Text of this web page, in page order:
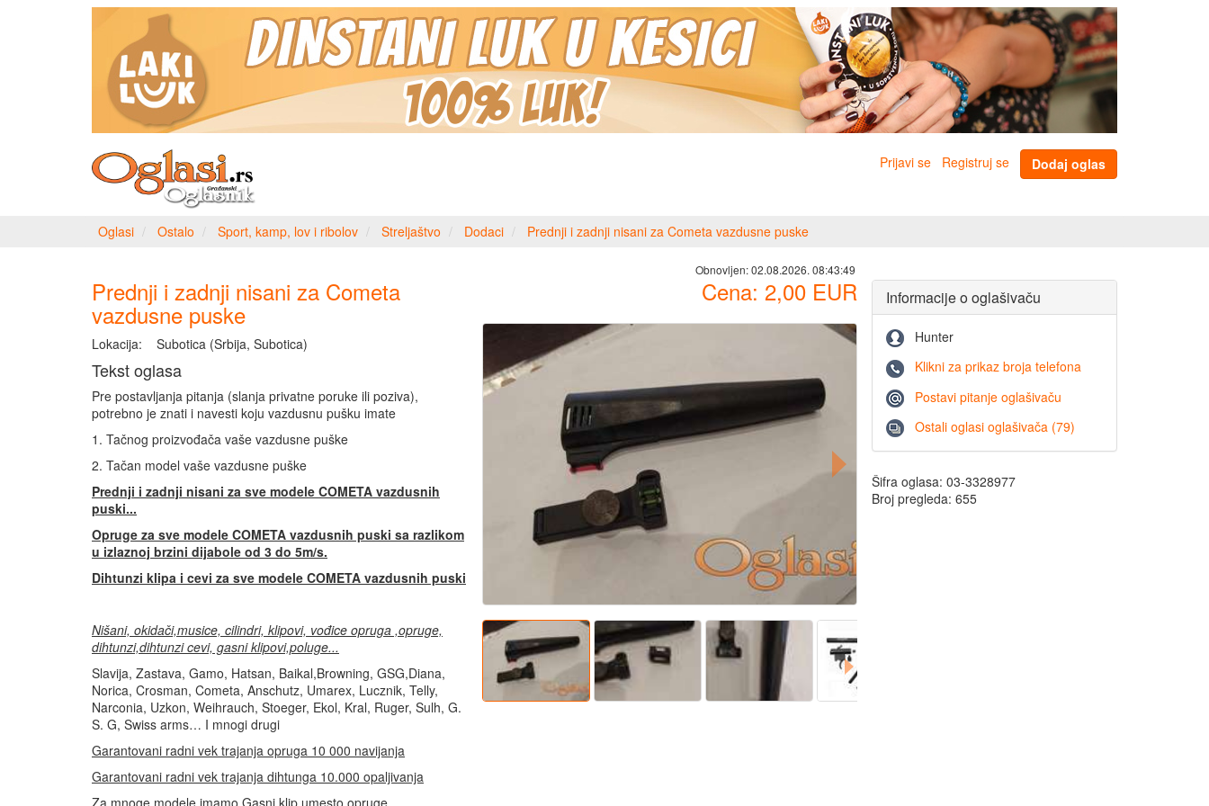
Prijavi se Registruj se Dodaj oglas
Oglasi Ostalo Sport, kamp, lov i ribolov Streljaštvo Dodaci Prednji i zadnji nisani za Cometa vazdusne puske
Prednji i zadnji nisani za Cometa
vazdusne puske
Lokacija: Subotica (Srbija, Subotica)
Tekst oglasa
Pre postavljanja pitanja (slanja privatne poruke ili poziva),
potrebno je znati i navesti koju vazdusnu pušku imate
1. Tačnog proizvođača vaše vazdusne puške
2. Tačan model vaše vazdusne puške
Prednji i zadnji nisani za sve modele COMETA vazdusnih
puski...
Opruge za sve modele COMETA vazdusnih puski sa razlikom
u izlaznoj brzini dijabole od 3 do 5m/s.
Dihtunzi klipa i cevi za sve modele COMETA vazdusnih puski
Nišani, okidači,musice, cilindri, klipovi, vođice opruga ,opruge,
dihtunzi,dihtunzi cevi, gasni klipovi,poluge...
Slavija, Zastava, Gamo, Hatsan, Baikal,Browning, GSG,Diana,
Norica, Crosman, Cometa, Anschutz, Umarex, Lucznik, Telly,
Narconia, Uzkon, Weihrauch, Stoeger, Ekol, Kral, Ruger, Sulh, G.
S. G, Swiss arms… I mnogi drugi
Garantovani radni vek trajanja opruga 10 000 navijanja
Garantovani radni vek trajanja dihtunga 10.000 opaljivanja
Za mnoge modele imamo Gasni klip umesto opruge
Obnovljen:02.08.2026. 08:43:49
Cena: 2,00 EUR Informacije o oglašivaču
Hunter
Klikni za prikaz broja telefona
Postavi pitanje oglašivaču
Ostali oglasi oglašivača (79)
Šifra oglasa: 03-3328977
Broj pregleda: 655